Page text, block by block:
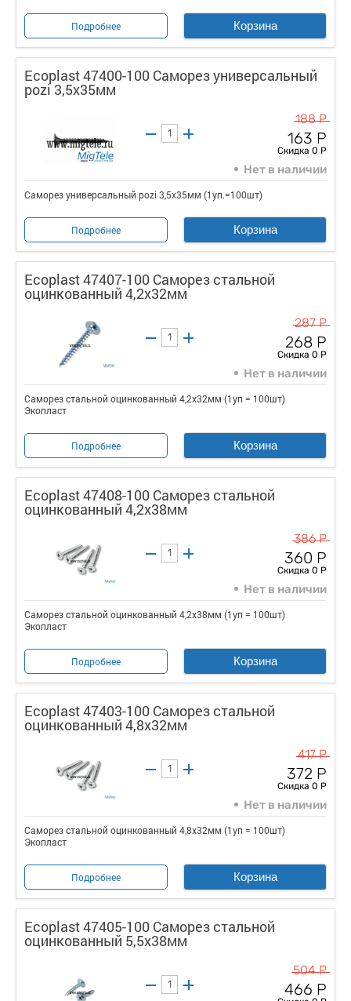
Подробнее Корзина
Ecoplast 47400-100 Саморез универсальный
pozi 3,5х35мм
188 Р
163 Р
Скидка 0 Р
Нет в наличии
Саморез универсальный pozi 3,5х35мм (1уп.=100шт)
Подробнее Корзина
Ecoplast 47407-100 Саморез стальной
оцинкованный 4,2x32мм
287 Р
268 Р
Скидка 0 Р
Нет в наличии
Саморез стальной оцинкованный 4,2x32мм (1уп = 100шт)
Экопласт
Подробнее Корзина
Ecoplast 47408-100 Саморез стальной
оцинкованный 4,2x38мм
386 Р
360 Р
Скидка 0 Р
Нет в наличии
Саморез стальной оцинкованный 4,2x38мм (1уп = 100шт)
Экопласт
Подробнее Корзина
Ecoplast 47403-100 Саморез стальной
оцинкованный 4,8x32мм
417 Р
372 Р
Скидка 0 Р
Нет в наличии
Саморез стальной оцинкованный 4,8x32мм (1уп = 100шт)
Экопласт
Подробнее Корзина
Ecoplast 47405-100 Саморез стальной
оцинкованный 5,5x38мм
504 Р
466 Р